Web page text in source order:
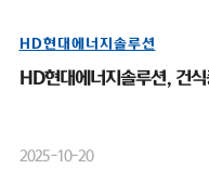
HD현대에너지솔루션
HD현대에너지솔루션, 건
2025-10-20